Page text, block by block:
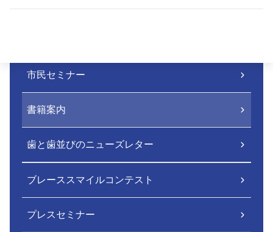
市民セミナー
書籍案内
歯と歯並びのニューズレター
ブレーススマイルコンテスト
プレスセミナー